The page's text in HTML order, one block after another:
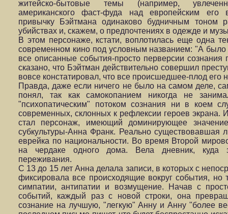
житейско-бытовые темы (например,
американского фаст-фуда над европейским его
привычку Бэйтмана одинаково будничным тоном
убийствах и, скажем, о предпочтениях в одежде и
В этом персонаже, кстати, воплотилась еще одна
современном кино под условным названием: "А
все описанные события-просто перверсии
сказано, что Бэйтман действительно совершил
вовсе констатировал, что все происшедшее-плод его
Правда, даже если ничего не было на самом деле,
понял, так как самокопанием никогда не
"психопатическим" потоком сознания ни в коем
современных, склонных к рефлексии героев экрана.
стал персонаж, имеющий доминирующее
субкультуры-Анна Франк. Реально существовавшая
еврейка по национальности. Во время Второй
на чердаке одного дома. Вела дневник, куда
переживания.
С 13 до 15 лет Анна делала записи, в которых с
фиксировала все происходящие вокруг события, но
симпатии, антипатии и возмущение. Начав с
событий, каждый раз с новой строки, она
сознание на лучшую, "легкую" Анну и Анну "более